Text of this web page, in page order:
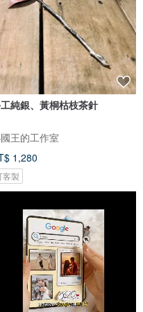
純銀、黃桐枯枝茶針
王的工作室
1,280
客製